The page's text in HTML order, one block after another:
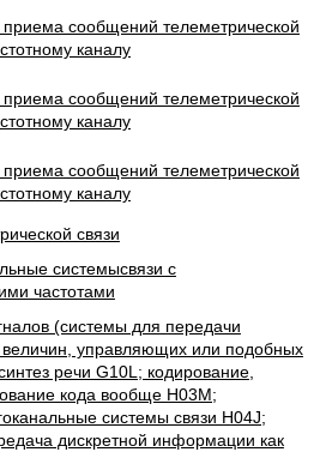
связи
системысвязи с
частотами
(системы для передачи
управляющих или подобных
речи G10L; кодирование,
кода вообще H03M;
системы связи H04J;
дискретной информации как